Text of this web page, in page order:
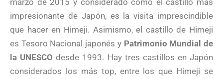
impresionante de Japón, es la visita imprescindible
que hacer en Himeji. Asimismo, el castillo de Himeji
es Tesoro Nacional japonés y Patrimonio Mundial de
la UNESCO desde 1993. Hay tres castillos en Japón
considerados los más top, entre los que Himeji se